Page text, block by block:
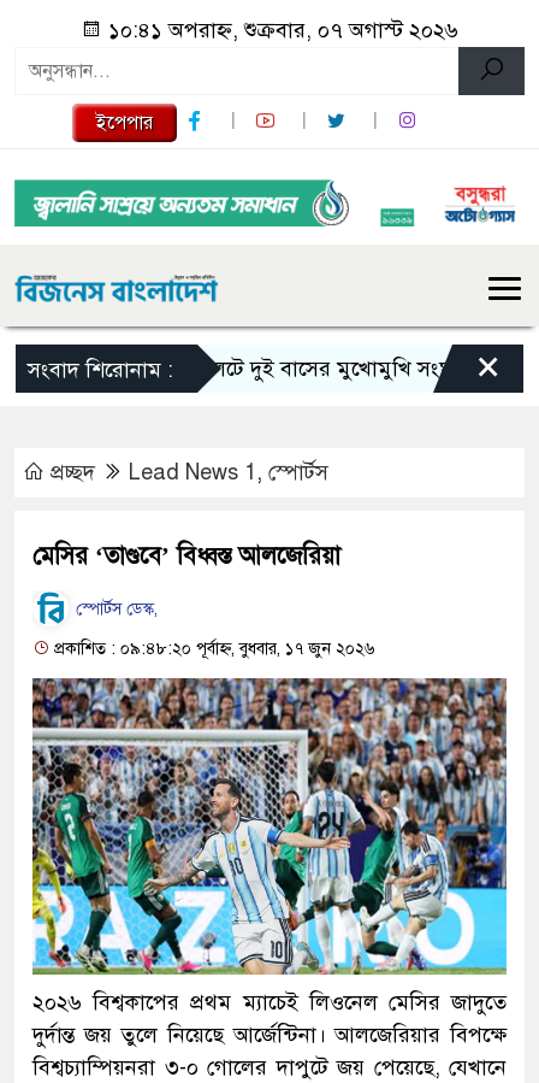
১০:৪১ অপরাহ্ন, শুক্রবার, ০৭ অগাস্ট ২০২৬
ইপেপার
সংবাদ শিরোনাম :সিলেটে দুই বাসের মুখোমুখি সংঘর্ষে নিহত বেড়ে ৯
×
প্রচ্ছদ Lead News 1 , স্পোর্টস
মেসির ‘তাণ্ডবে’ বিধ্বস্ত আলজেরিয়া
স্পোর্টস ডেস্ক,
প্রকাশিত : ০৯:৪৮:২০ পূর্বাহ্ন, বুধবার, ১৭ জুন ২০২৬
২০২৬ বিশ্বকাপের প্রথম ম্যাচেই লিওনেল মেসির জাদুতে
দুর্দান্ত জয় তুলে নিয়েছে আর্জেন্টিনা। আলজেরিয়ার বিপক্ষে
বিশ্বচ্যাম্পিয়নরা ৩-০ গোলের দাপুটে জয় পেয়েছে, যেখানে